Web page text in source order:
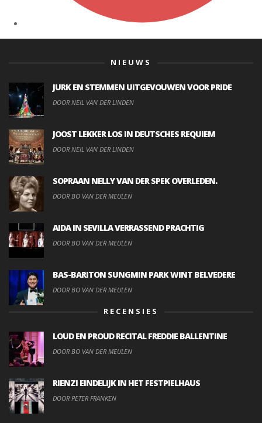
NIEUWS
JURK EN STEMMEN UITGEVOUWEN VOOR PRIDE
DOOR NEIL VAN DER LINDEN
JOOST LEKKER LOS IN DEUTSCHES REQUIEM
DOOR NEIL VAN DER LINDEN
SOPRAAN NELLY VAN DER SPEK OVERLEDEN.
DOOR BO VAN DER MEULEN
AIDA IN SEVILLA VERRASSEND PRACHTIG
DOOR BO VAN DER MEULEN
BAS-BARITON SUNGMIN PARK WINT BELVEDERE
DOOR BO VAN DER MEULEN
RECENSIES
LOUD EN PROUD RECITAL FREDDIE BALLENTINE
DOOR BO VAN DER MEULEN
RIENZI EINDELIJK IN HET FESTPIELHAUS
DOOR PETER FRANKEN